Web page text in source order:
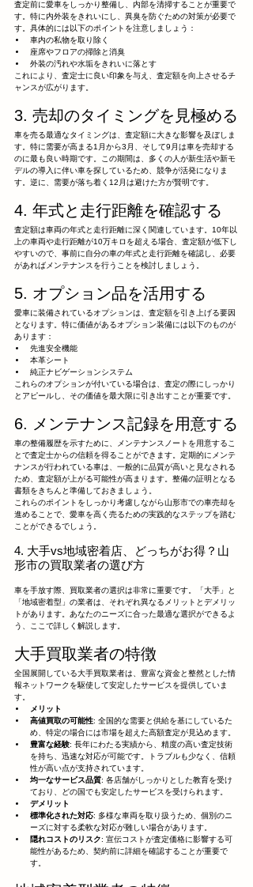
査定前に愛車をしっかり整備し、内部を清掃することが重要で
す。特に内外装をきれいにし、異臭を防ぐための対策が必要で
す。具体的には以下のポイントを注意しましょう：
車内の私物を取り除く
座席やフロアの掃除と消臭
外装の汚れや水垢をきれいに落とす
これにより、査定士に良い印象を与え、査定額を向上させるチ
ャンスが広がります。
3. 売却のタイミングを見極める
車を売る最適なタイミングは、査定額に大きな影響を及ぼしま
す。特に需要が高まる1月から3月、そして9月は車を売却する
のに最も良い時期です。この期間は、多くの人が新生活や新モ
デルの導入に伴い車を探しているため、競争が活発になりま
す。逆に、需要が落ち着く12月は避けた方が賢明です。
4. 年式と走行距離を確認する
査定額は車両の年式と走行距離に深く関連しています。10年以
上の車両や走行距離が10万キロを超える場合、査定額が低下し
やすいので、事前に自分の車の年式と走行距離を確認し、必要
があればメンテナンスを行うことを検討しましょう。
5. オプション品を活用する
愛車に装備されているオプションは、査定額を引き上げる要因
となります。特に価値があるオプション装備には以下のものが
あります：
先進安全機能
本革シート
純正ナビゲーションシステム
これらのオプションが付いている場合は、査定の際にしっかり
とアピールし、その価値を最大限に引き出すことが重要です。
6. メンテナンス記録を用意する
車の整備履歴を示すために、メンテナンスノートを用意するこ
とで査定士からの信頼を得ることができます。定期的にメンテ
ナンスが行われている車は、一般的に品質が高いと見なされる
ため、査定額が上がる可能性が高まります。整備の証明となる
書類をきちんと準備しておきましょう。
これらのポイントをしっかり考慮しながら山形市での車売却を
進めることで、愛車を高く売るための実践的なステップを踏む
ことができるでしょう。
4. 大手vs地域密着店、どっちがお得？山
形市の買取業者の選び方
車を手放す際、買取業者の選択は非常に重要です。「大手」と
「地域密着型」の業者は、それぞれ異なるメリットとデメリッ
トがあります。あなたのニーズに合った最適な選択ができるよ
う、ここで詳しく解説します。
大手買取業者の特徴
全国展開している大手買取業者は、豊富な資金と整然とした情
報ネットワークを駆使して安定したサービスを提供していま
す。
メリット
高値買取の可能性: 全国的な需要と供給を基にしているた
め、特定の場合には市場を超えた高額査定が見込めます。
豊富な経験: 長年にわたる実績から、精度の高い査定技術
を持ち、迅速な対応が可能です。トラブルも少なく、信頼
性が高い点が支持されています。
均一なサービス品質: 各店舗がしっかりとした教育を受け
ており、どの国でも安定したサービスを受けられます。
デメリット
標準化された対応: 多様な車両を取り扱うため、個別のニ
ーズに対する柔軟な対応が難しい場合があります。
隠れコストのリスク: 宣伝コストが査定価格に影響する可
能性があるため、契約前に詳細を確認することが重要で
す。